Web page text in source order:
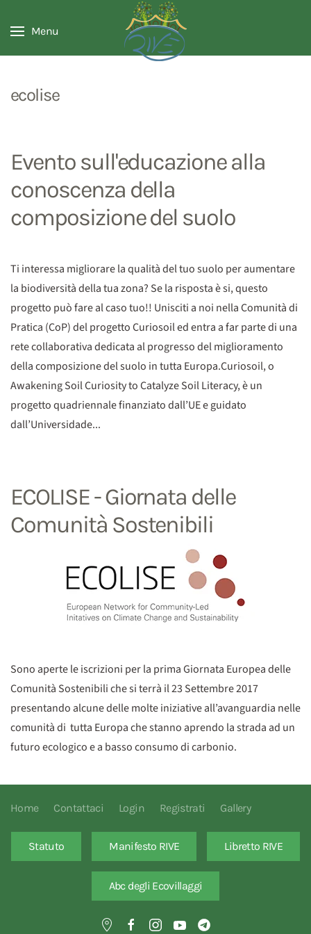
Menu
ecolise
Evento sull'educazione alla
conoscenza della
composizione del suolo
Ti interessa migliorare la qualità del tuo suolo per aumentare
la biodiversità della tua zona? Se la risposta è si, questo
progetto può fare al caso tuo!! Unisciti a noi nella Comunità di
Pratica (CoP) del progetto Curiosoil ed entra a far parte di una
rete collaborativa dedicata al progresso del miglioramento
della composizione del suolo in tutta Europa.Curiosoil, o
Awakening Soil Curiosity to Catalyze Soil Literacy, è un
progetto quadriennale finanziato dall’UE e guidato
dall’Universidade...
ECOLISE - Giornata delle
Comunità Sostenibili
Sono aperte le iscrizioni per la prima Giornata Europea delle
Comunità Sostenibili che si terrà il 23 Settembre 2017
presentando alcune delle molte iniziative all’avanguardia nelle
comunità di tutta Europa che stanno aprendo la strada ad un
futuro ecologico e a basso consumo di carbonio.
Home Contattaci Login Registrati Gallery
Statuto Manifesto RIVE Libretto RIVE
Abc degli Ecovillaggi